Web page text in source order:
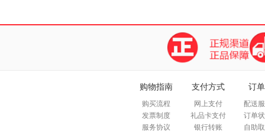
购物指南
购买流程
发票制度
服务协议
支付方式
网上支付
礼品卡支付
银行转账
订
配送
订单
自助